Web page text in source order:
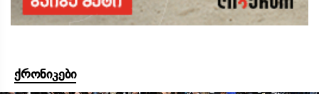
ქრონიკები